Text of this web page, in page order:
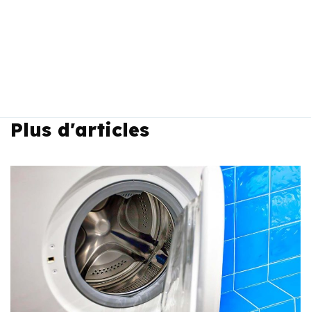
Plus d'articles